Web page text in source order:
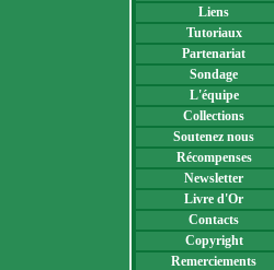
Liens
Tutoriaux
Partenariat
Sondage
L'équipe
Collections
Soutenez nous
Récompenses
Newsletter
Livre d'Or
Contacts
Copyright
Remerciements